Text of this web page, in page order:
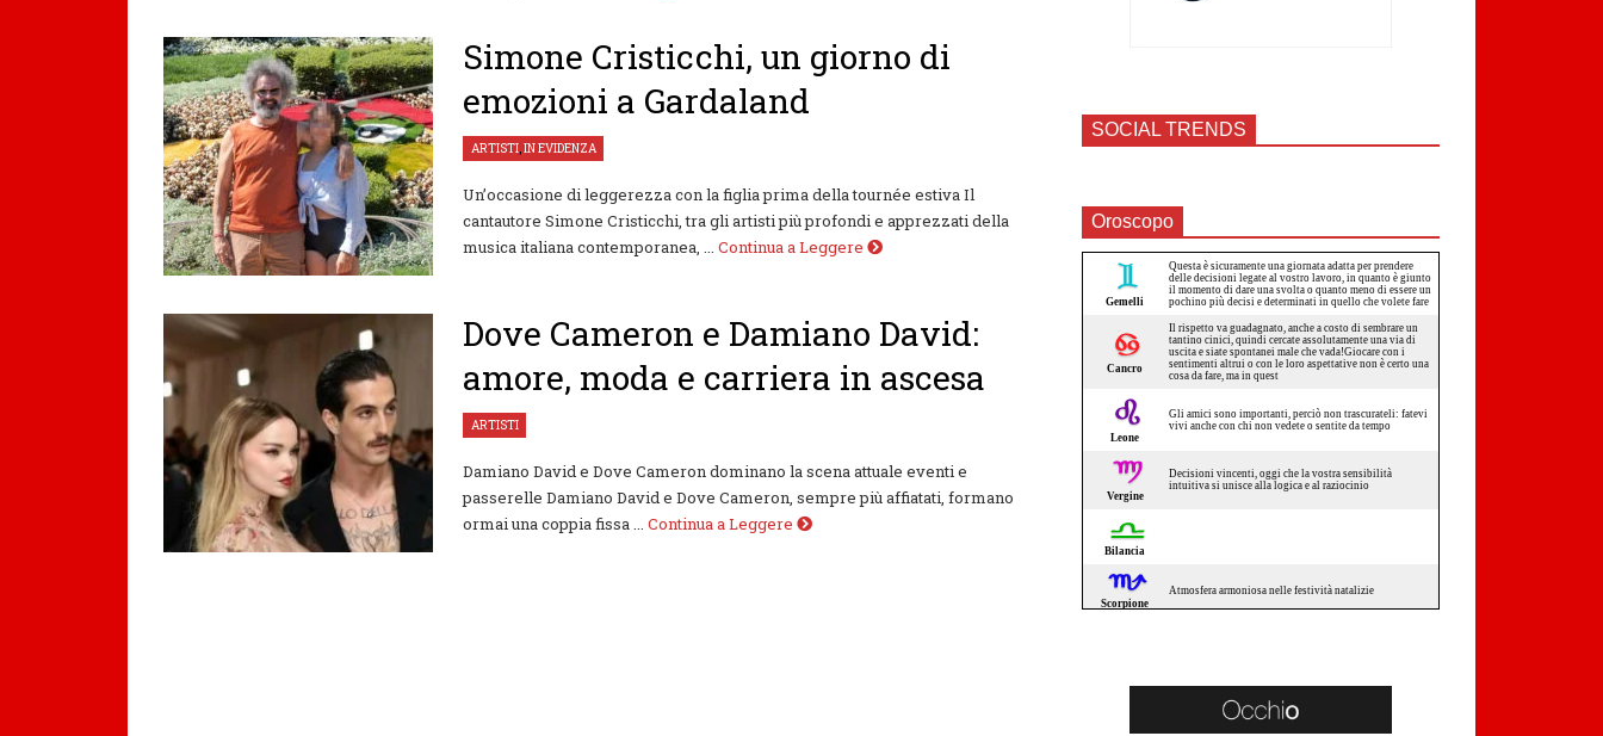
Simone Cristicchi, un giorno di
emozioni a Gardaland
ARTISTI,IN EVIDENZA
Un’occasione di leggerezza con la figlia prima della tournée estiva Il
cantautore Simone Cristicchi, tra gli artisti più profondi e apprezzati della
musica italiana contemporanea, ... Continua a Leggere
Dove Cameron e Damiano David:
amore, moda e carriera in ascesa
ARTISTI
Damiano David e Dove Cameron dominano la scena attuale eventi e
passerelle Damiano David e Dove Cameron, sempre più affiatati, formano
ormai una coppia fissa ... Continua a Leggere
SOCIAL TRENDS
Oroscopo